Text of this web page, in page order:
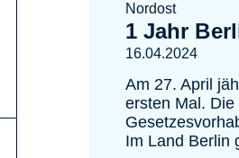
Nordost
1 Jahr
16.04.2024
Am 27. April
ersten Mal.
Im Land Berlin